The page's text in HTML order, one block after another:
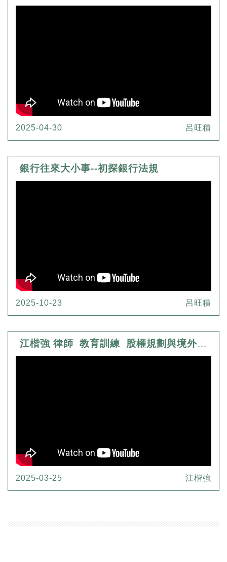
2025-04-30 呂旺積
銀行往來大小事--初探銀行法規
2025-10-23 呂旺積
江楷強 律師_教育訓練_股權規劃與境外公司實務
2025-03-25 江楷強